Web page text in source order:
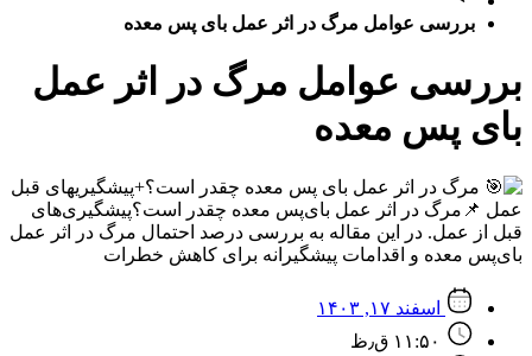
بررسی عوامل مرگ در اثر عمل بای پس معده
بررسی عوامل مرگ در اثر عمل
بای پس معده
اسفند ۱۷, ۱۴۰۳
۱۱:۵۰ ق٫ظ